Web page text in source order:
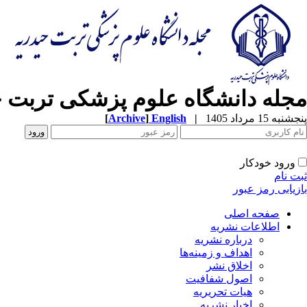
مجله دانشگاه علوم پزشکی تربت
پنجشنبه 15 مرداد 1405 |
English
[Archive]
ورود خودکار
ثبت نام
بازیابی رمز عبور
صفحه اصلی
اطلاعات نشریه
درباره نشریه
اهداف و زمینه‌ها
اخلاق نشر
اصول شفافیت
هیات تحریریه
اخبار نشریه